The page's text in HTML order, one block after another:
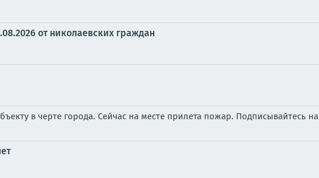
от николаевских граждан
в черте города. Сейчас на месте прилета пожар. Подписывайтесь на